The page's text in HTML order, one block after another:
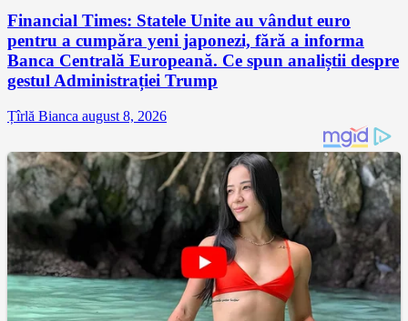
Financial Times: Statele Unite au vândut euro
pentru a cumpăra yeni japonezi, fără a informa
Banca Centrală Europeană. Ce spun analiștii despre
gestul Administrației Trump
Țîrlă Bianca august 8, 2026